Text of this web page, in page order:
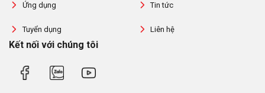
Ứng dụng Tin tức
Tuyển dụng Liên hệ
Kết nối với chúng tôi